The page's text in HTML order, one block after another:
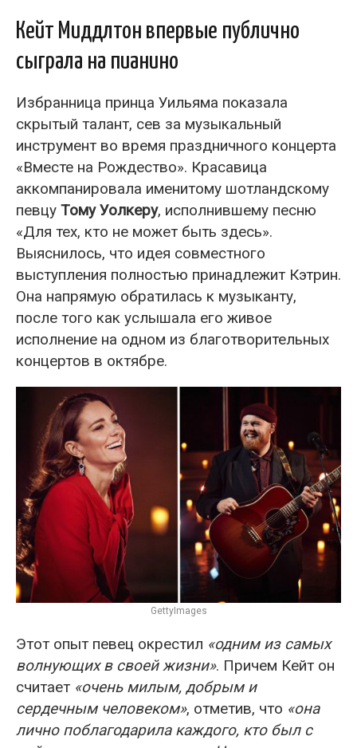
Кейт Миддлтон впервые публично
сыграла на пианино
Избранница принца Уильяма показала
скрытый талант, сев за музыкальный
инструмент во время праздничного концерта
«Вместе на Рождество». Красавица
аккомпанировала именитому шотландскому
певцу Тому Уолкеру, исполнившему песню
«Для тех, кто не может быть здесь».
Выяснилось, что идея совместного
выступления полностью принадлежит Кэтрин.
Она напрямую обратилась к музыканту,
после того как услышала его живое
исполнение на одном из благотворительных
концертов в октябре.
GettyImages
Этот опыт певец окрестил «одним из самых
волнующих в своей жизни». Причем Кейт он
считает «очень милым, добрым и
сердечным человеком», отметив, что «она
лично поблагодарила каждого, кто был с